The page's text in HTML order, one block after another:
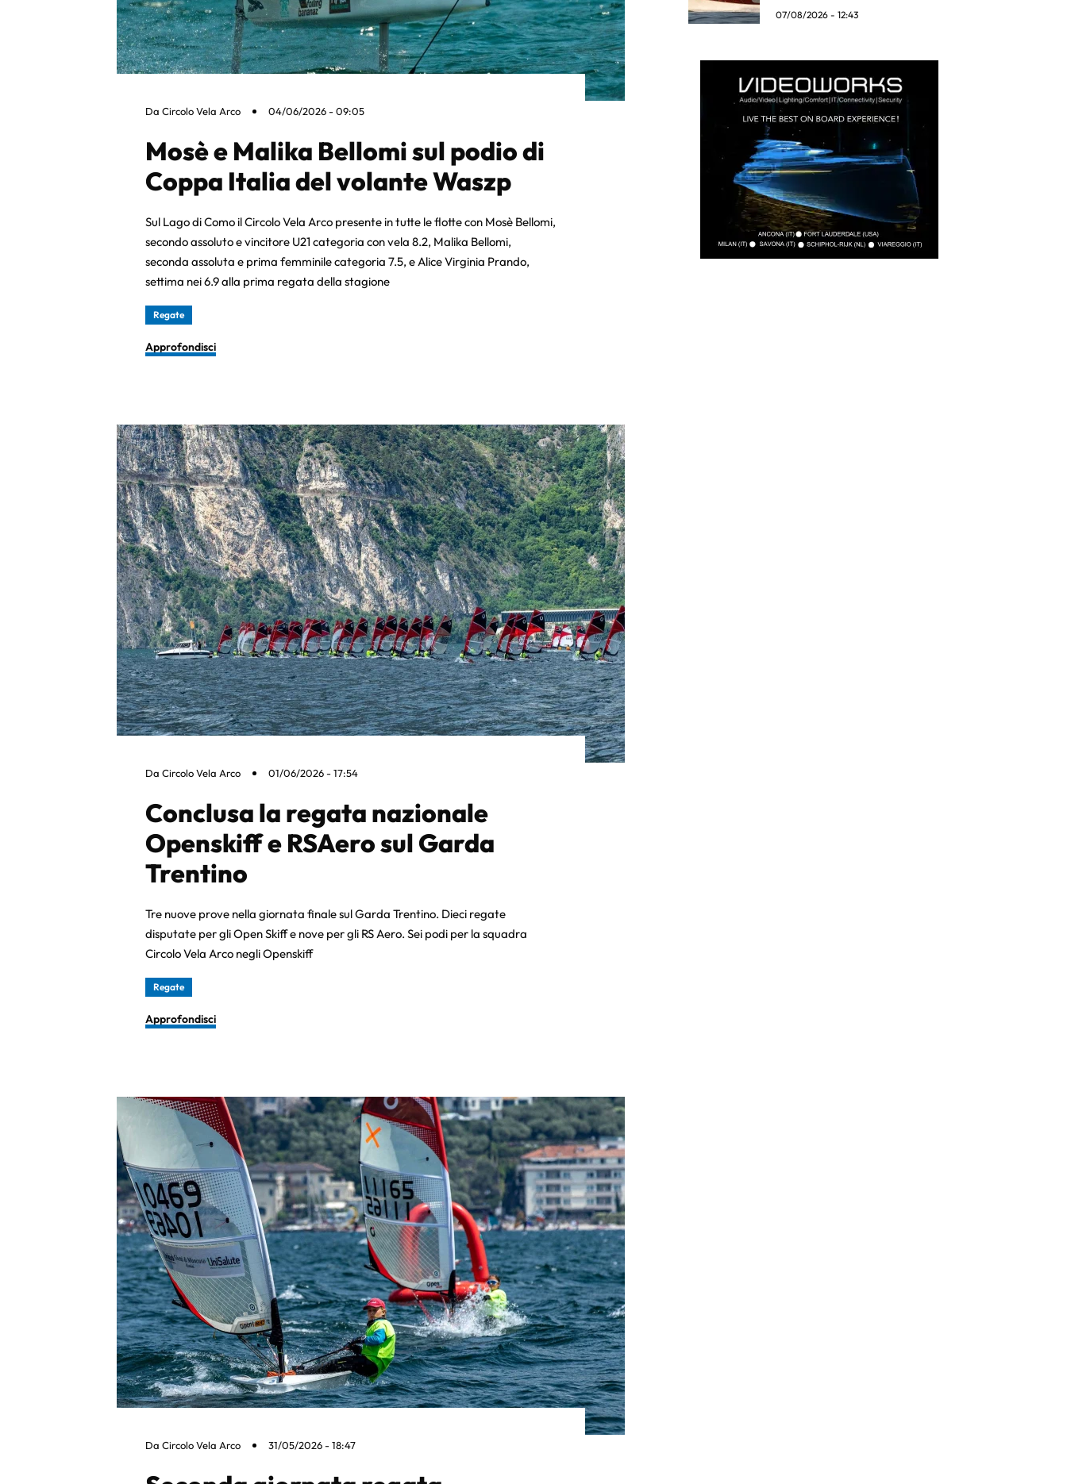
Da Circolo Vela Arco 04/06/2026 - 09:05
Mosè e Malika Bellomi sul podio di
Coppa Italia del volante Waszp
Sul Lago di Como il Circolo Vela Arco presente in tutte le flotte con Mosè Bellomi,
secondo assoluto e vincitore U21 categoria con vela 8.2, Malika Bellomi,
seconda assoluta e prima femminile categoria 7.5, e Alice Virginia Prando,
settima nei 6.9 alla prima regata della stagione
Regate
Approfondisci
Da Circolo Vela Arco 01/06/2026 - 17:54
Conclusa la regata nazionale
Openskiff e RSAero sul Garda
Trentino
Tre nuove prove nella giornata finale sul Garda Trentino. Dieci regate
disputate per gli Open Skiff e nove per gli RS Aero. Sei podi per la squadra
Circolo Vela Arco negli Openskiff
Regate
Approfondisci
Da Circolo Vela Arco 31/05/2026 - 18:47
07/08/2026 - 12:43